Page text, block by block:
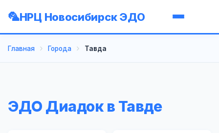
НРЦ Новосибирск ЭДО
Главная Города Тавда
ЭДО Диадок в Тавде